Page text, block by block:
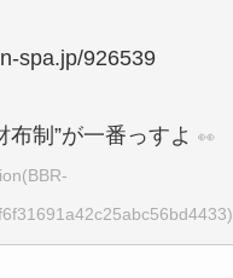
spa.jp/926539
制”が一番っすよ 👀